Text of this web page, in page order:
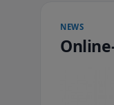
NEWS